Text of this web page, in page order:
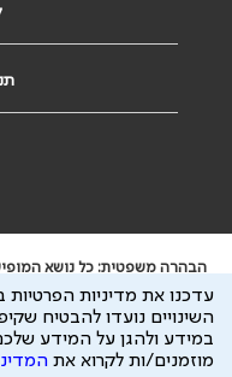
הבהרה משפטית: כל נושא
ייעוץ רפואי או משפטי. אין
ידוע לי שהר"י אוספת ושומרת
להיות מועבר לצדדים שלישיים,
עדכנו את מדיניות הפרטיות
השינויים נועדו להבטיח
במידע ולהגן על המידע
מוזמנים/ות לקרוא את